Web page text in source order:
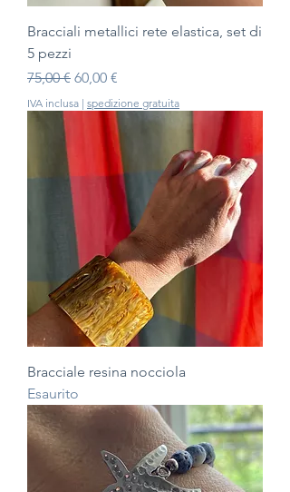
Bracciali metallici rete elastica, set di
5 pezzi
Prezzo regolare
75,00 € Prezzo scontato
60,00 €
IVA inclusa | spedizione gratuita
Bracciale resina nocciola
Esaurito